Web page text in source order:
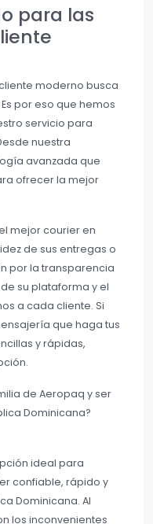
para las
moderno busca
por eso que hemos
servicio para
nuestra
avanzada que
ofrecer la mejor
mejor courier en
de sus entregas o
por la transparencia
su plataforma y el
a cada cliente. Si
que haga tus
y rápidas,
de Aeropaq y ser
Dominicana?
ideal para
confiable, rápido y
Dominicana. Al
los inconvenientes